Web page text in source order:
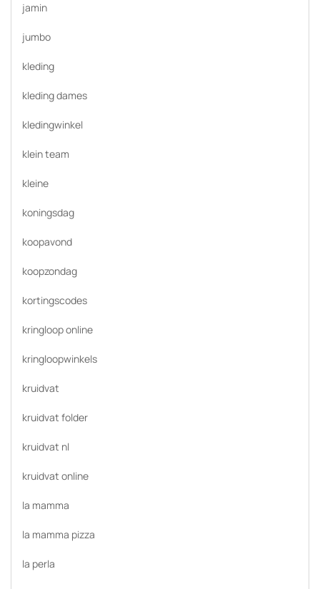
jamin
jumbo
kleding
kleding dames
kledingwinkel
klein team
kleine
koningsdag
koopavond
koopzondag
kortingscodes
kringloop online
kringloopwinkels
kruidvat
kruidvat folder
kruidvat nl
kruidvat online
la mamma
la mamma pizza
la perla